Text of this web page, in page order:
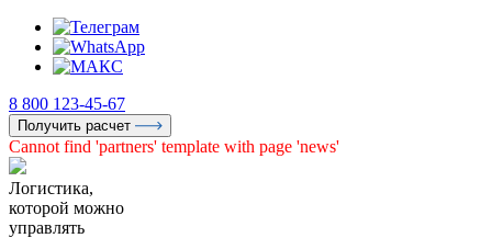
8 800 123-45-67
Получить расчет
Cannot find 'partners' template with page 'news'
Логистика,
которой можно
управлять